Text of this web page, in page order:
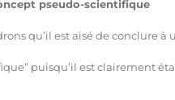
pseudo-scientifique
qu’il est aisé de conclure à
puisqu’il est clairement